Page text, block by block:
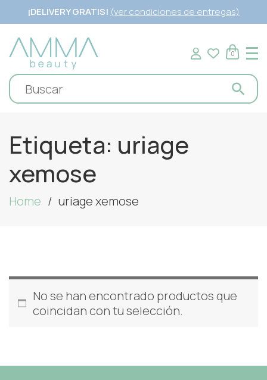
¡DELIVERY GRATIS! (ver condiciones de entregas)
0
Etiqueta: uriage
xemose
Home uriage xemose
No se han encontrado productos que
coincidan con tu selección.